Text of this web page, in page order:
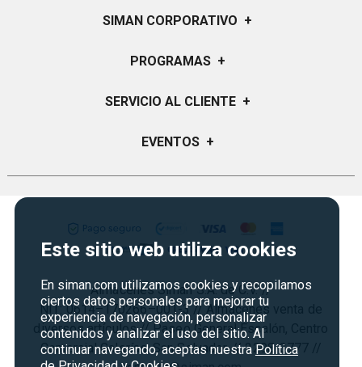
Este sitio web utiliza cookies
En siman.com utilizamos cookies y recopilamos
ciertos datos personales para mejorar tu
experiencia de navegación, personalizar
contenidos y analizar el uso del sitio. Al
continuar navegando, aceptas nuestra Política
SIMAN CORPORATIVO +
Quiénes Somos
Sucursales
PROGRAMAS +
Certificados de Regalo
Credisiman
Vende en Marketplace
SERVICIO AL CLIENTE +
Preguntas Frecuentes
Política de Privacidad
Derecho de Retracto
Condiciones de uso
Términos y condiciones
EVENTOS +
Cyber Monday
Agosto es diversión
Almacenes Siman S.A. de C.V. //
NIT: 0614–170266–001-3 // Almacenes venta de
diversos artículos // Paseo General Escalón, Centro
Comercial Galerías, San Salvador. // 2298-3777 //